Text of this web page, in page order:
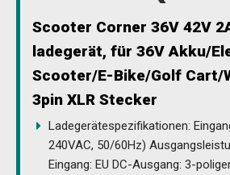
Scooter Corner 36V 42V
ladegerät, für 36V Akku/
Scooter/E-Bike/Golf Cart/
3pin XLR Stecker
Ladegerätespezifikationen:
240VAC, 50/60Hz)
Eingang: EU DC-Ausgang: 3-